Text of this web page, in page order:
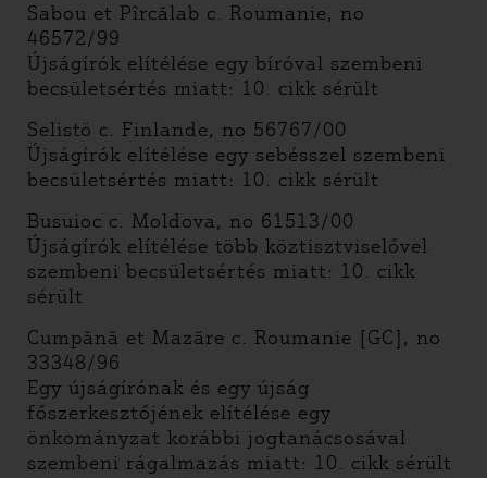
Sabou et Pîrcălab c. Roumanie, no
46572/99
Újságírók elítélése egy bíróval szembeni
becsületsértés miatt: 10. cikk sérült
Selistö c. Finlande, no 56767/00
Újságírók elítélése egy sebésszel szembeni
becsületsértés miatt: 10. cikk sérült
Busuioc c. Moldova, no 61513/00
Újságírók elítélése több köztisztviselővel
szembeni becsületsértés miatt: 10. cikk
sérült
Cumpănă et Mazăre c. Roumanie [GC], no
33348/96
Egy újságírónak és egy újság
főszerkesztőjének elítélése egy
önkományzat korábbi jogtanácsosával
szembeni rágalmazás miatt: 10. cikk sérült